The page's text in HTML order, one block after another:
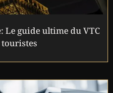
Le guide ultime du VTC